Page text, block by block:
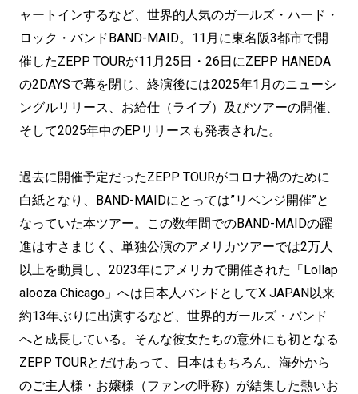
ャートインするなど、世界的人気のガールズ・ハード・
ロック・バンドBAND-MAID。11月に東名阪3都市で開
催したZEPP TOURが11月25日・26日にZEPP HANEDA
の2DAYSで幕を閉じ、終演後には2025年1月のニューシ
ングルリリース、お給仕（ライブ）及びツアーの開催、
そして2025年中のEPリリースも発表された。
過去に開催予定だったZEPP TOURがコロナ禍のために
白紙となり、BAND-MAIDにとっては”リベンジ開催”と
なっていた本ツアー。この数年間でのBAND-MAIDの躍
進はすさまじく、単独公演のアメリカツアーでは2万人
以上を動員し、2023年にアメリカで開催された「Lollap
alooza Chicago」へは日本人バンドとしてX JAPAN以来
約13年ぶりに出演するなど、世界的ガールズ・バンド
へと成長している。そんな彼女たちの意外にも初となる
ZEPP TOURとだけあって、日本はもちろん、海外から
のご主人様・お嬢様（ファンの呼称）が結集した熱いお